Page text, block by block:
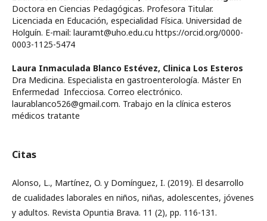
Doctora en Ciencias Pedagógicas. Profesora Titular.
Licenciada en Educación, especialidad Física. Universidad de
Holguín. E-mail: lauramt@uho.edu.cu https://orcid.org/0000-
0003-1125-5474
Laura Inmaculada Blanco Estévez, Clinica Los Esteros
Dra Medicina. Especialista en gastroenterología. Máster En
Enfermedad Infecciosa. Correo electrónico.
laurablanco526@gmail.com. Trabajo en la clínica esteros
médicos tratante
Citas
Alonso, L., Martínez, O. y Domínguez, I. (2019). El desarrollo
de cualidades laborales en niños, niñas, adolescentes, jóvenes
y adultos. Revista Opuntia Brava. 11 (2), pp. 116-131.